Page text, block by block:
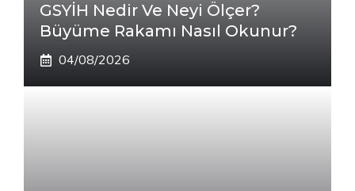
GSYİH Nedir Ve Neyi Ölçer?
Büyüme Rakamı Nasıl Okunur?
04/08/2026